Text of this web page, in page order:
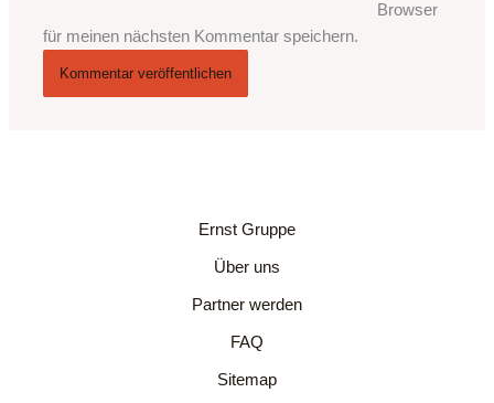
Browser
für meinen nächsten Kommentar speichern.
Ernst Gruppe
Über uns
Partner werden
FAQ
Sitemap